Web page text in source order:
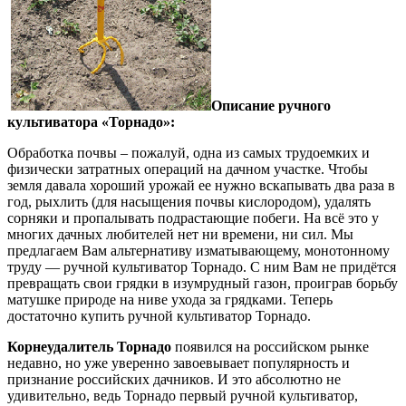
Описание ручного
культиватора «Торнадо»:
Обработка почвы – пожалуй, одна из самых трудоемких и
физически затратных операций на дачном участке. Чтобы
земля давала хороший урожай ее нужно вскапывать два раза в
год, рыхлить (для насыщения почвы кислородом), удалять
сорняки и пропалывать подрастающие побеги. На всё это у
многих дачных любителей нет ни времени, ни сил. Мы
предлагаем Вам альтернативу изматывающему, монотонному
труду — ручной культиватор Торнадо. С ним Вам не придётся
превращать свои грядки в изумрудный газон, проиграв борьбу
матушке природе на ниве ухода за грядками. Теперь
достаточно купить ручной культиватор Торнадо.
Корнеудалитель Торнадо появился на российском рынке
недавно, но уже уверенно завоевывает популярность и
признание российских дачников. И это абсолютно не
удивительно, ведь Торнадо первый ручной культиватор,